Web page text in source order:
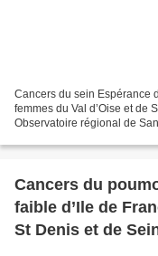
Cancers du sein Espérance
femmes du Val d’Oise et de
Observatoire régional de
Cancers du
faible d’Ile de